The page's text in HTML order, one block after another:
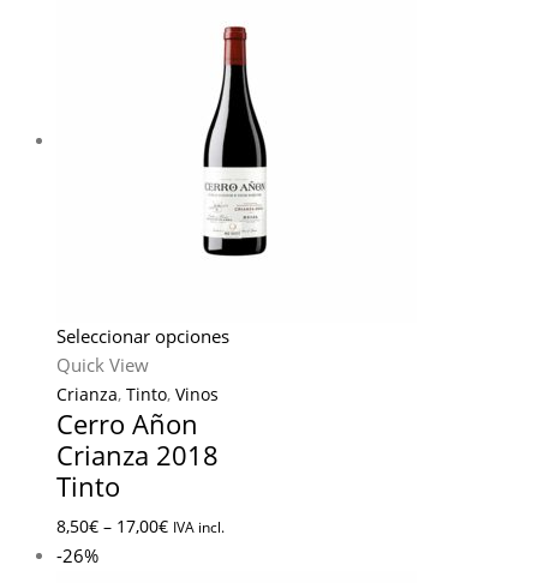
Seleccionar opciones
Quick View
Crianza, Tinto, Vinos
Cerro Añon
Crianza 2018
Tinto
8,50€– 17,00€ IVA incl.
-26%